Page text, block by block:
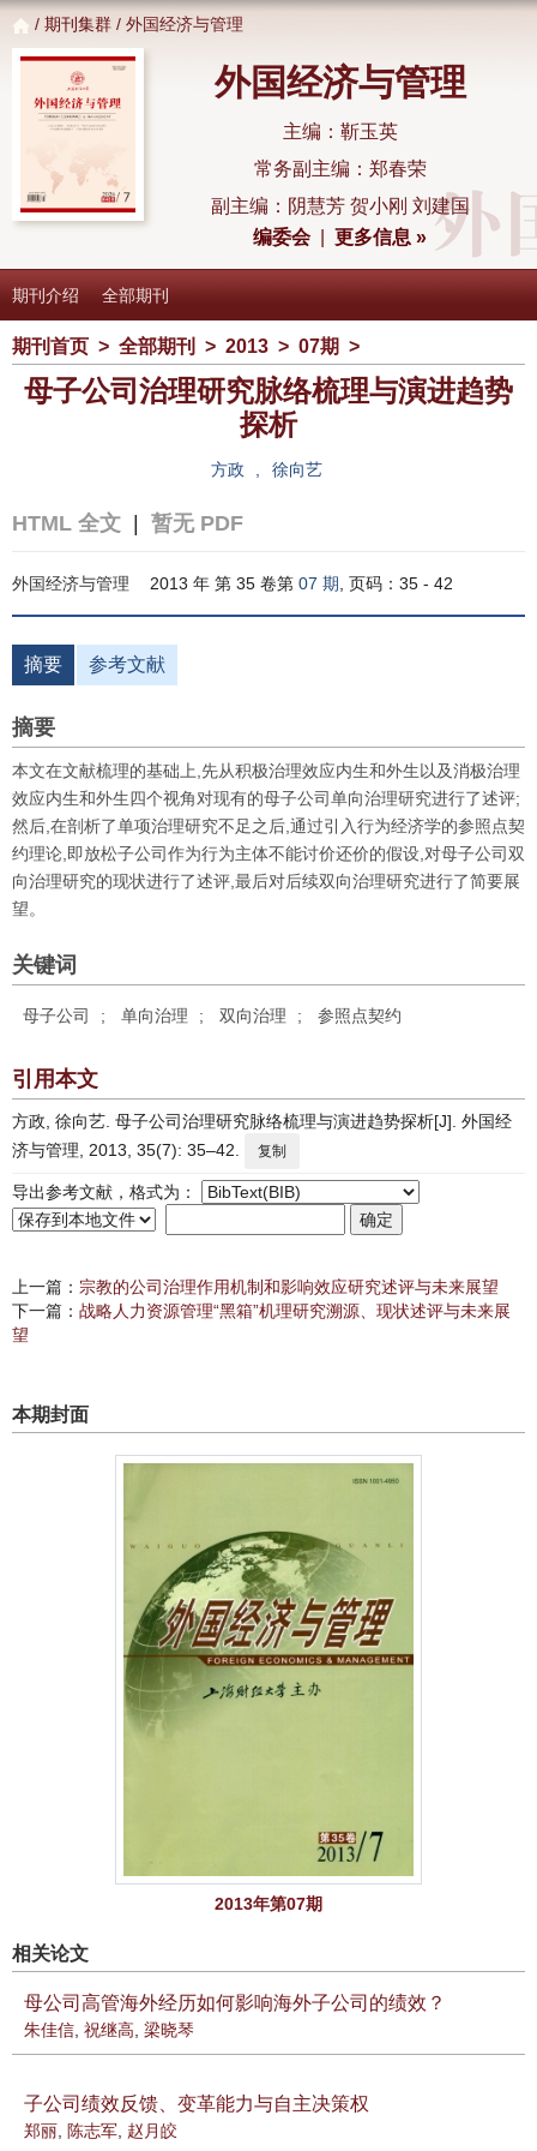
/ 期刊集群 / 外国经济与管理
外国经济与管理
主编：靳玉英
常务副主编：郑春荣
副主编：阴慧芳 贺小刚 刘建国
编委会|更多信息 »
期刊介绍 全部期刊
期刊首页 > 全部期刊 > 2013 > 07期 >
母子公司治理研究脉络梳理与演进趋势
探析
方政 徐向艺
HTML 全文 暂无 PDF
外国经济与管理 2013 年 第 35 卷第 07 期 , 页码：35 - 42
摘要 参考文献
摘要
本文在文献梳理的基础上,先从积极治理效应内生和外生以及消极治理
效应内生和外生四个视角对现有的母子公司单向治理研究进行了述评;
然后,在剖析了单项治理研究不足之后,通过引入行为经济学的参照点契
约理论,即放松子公司作为行为主体不能讨价还价的假设,对母子公司双
向治理研究的现状进行了述评,最后对后续双向治理研究进行了简要展
望。
关键词
母子公司 ; 单向治理 ; 双向治理 ; 参照点契约
引用本文
方政, 徐向艺. 母子公司治理研究脉络梳理与演进趋势探析[J]. 外国经
济与管理, 2013, 35(7): 35–42.
复制
导出参考文献，格式为：
上一篇： 宗教的公司治理作用机制和影响效应研究述评与未来展望
下一篇： 战略人力资源管理“黑箱”机理研究溯源、现状述评与未来展
望
本期封面
2013年第07期
相关论文
母公司高管海外经历如何影响海外子公司的绩效？
朱佳信 祝继高 梁晓琴
子公司绩效反馈、变革能力与自主决策权
郑丽 陈志军 赵月皎